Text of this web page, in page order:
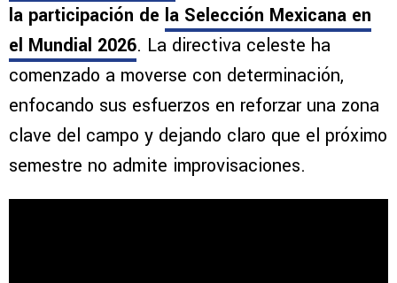
la participación de la Selección Mexicana en
el Mundial 2026. La directiva celeste ha
comenzado a moverse con determinación,
enfocando sus esfuerzos en reforzar una zona
clave del campo y dejando claro que el próximo
semestre no admite improvisaciones.